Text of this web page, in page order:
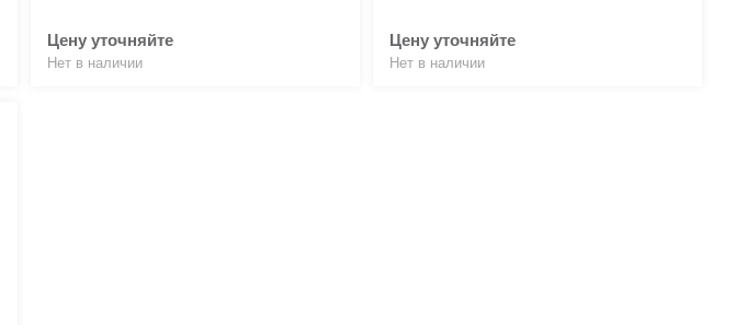
Цену уточняйте
Нет в наличии
Цену уточняйте
Нет в наличии